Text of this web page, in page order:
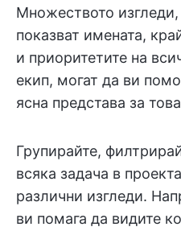
Множеството
показват имената,
и приоритетите на
екип, могат да ви
ясна представа за
Групирайте,
всяка задача в
различни изгледи.
ви помага да видите